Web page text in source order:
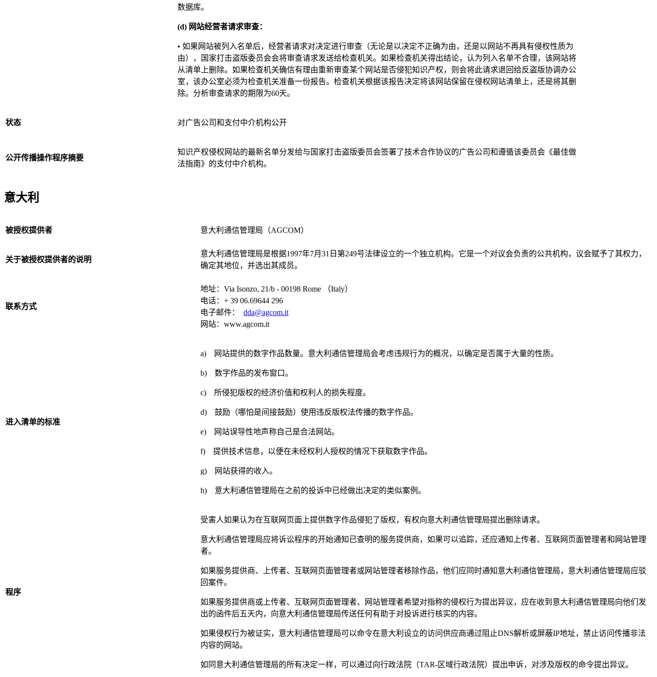
数据库。
(d) 网站经营者请求审查：
• 如果网站被列入名单后，经营者请求对决定进行审查（无论是以决定不正确为由，还是以网站不再具有侵权性质为
由），国家打击盗版委员会会将审查请求发送给检查机关。如果检查机关得出结论，认为列入名单不合理，该网站将
从清单上删除。如果检查机关确信有理由重新审查某个网站是否侵犯知识产权，则会将此请求退回给反盗版协调办公
室，该办公室必须为检查机关准备一份报告。检查机关根据该报告决定将该网站保留在侵权网站清单上，还是将其删
除。分析审查请求的期限为60天。
状态 对广告公司和支付中介机构公开
公开传播操作程序摘要
知识产权侵权网站的最新名单分发给与国家打击盗版委员会签署了技术合作协议的广告公司和遵循该委员会《最佳做
法指南》的支付中介机构。
意大利
被授权提供者 意大利通信管理局（AGCOM）
关于被授权提供者的说明
意大利通信管理局是根据1997年7月31日第249号法律设立的一个独立机构。它是一个对议会负责的公共机构，议会赋予了其权力，
确定其地位，并选出其成员。
联系方式
地址：Via Isonzo, 21/b - 00198 Rome （Italy）
电话：+ 39 06.69644 296
电子邮件： dda@agcom.it
网站：www.agcom.it
进入清单的标准
a) 网站提供的数字作品数量。意大利通信管理局会考虑违规行为的概况，以确定是否属于大量的性质。
b) 数字作品的发布窗口。
c) 所侵犯版权的经济价值和权利人的损失程度。
d) 鼓励（哪怕是间接鼓励）使用违反版权法传播的数字作品。
e) 网站误导性地声称自己是合法网站。
f) 提供技术信息，以便在未经权利人授权的情况下获取数字作品。
g) 网站获得的收入。
h) 意大利通信管理局在之前的投诉中已经做出决定的类似案例。
程序
受害人如果认为在互联网页面上提供数字作品侵犯了版权，有权向意大利通信管理局提出删除请求。
意大利通信管理局应将诉讼程序的开始通知已查明的服务提供商，如果可以追踪，还应通知上传者、互联网页面管理者和网站管理
者。
如果服务提供商、上传者、互联网页面管理者或网站管理者移除作品，他们应同时通知意大利通信管理局，意大利通信管理局应驳
回案件。
如果服务提供商或上传者、互联网页面管理者、网站管理者希望对指称的侵权行为提出异议，应在收到意大利通信管理局向他们发
出的函件后五天内，向意大利通信管理局传送任何有助于对投诉进行核实的内容。
如果侵权行为被证实，意大利通信管理局可以命令在意大利设立的访问供应商通过阻止DNS解析或屏蔽IP地址，禁止访问传播非法
内容的网站。
如同意大利通信管理局的所有决定一样，可以通过向行政法院（TAR-区域行政法院）提出申诉，对涉及版权的命令提出异议。